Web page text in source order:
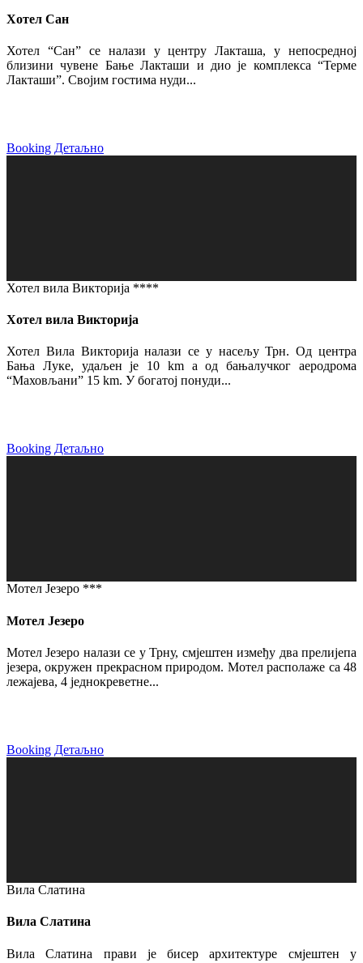
Хотел Сан
Хотел “Сан” се налази у центру Лакташа, у непосредној
близини чувене Бање Лакташи и дио је комплекса “Терме
Лакташи”. Својим гостима нуди...
Booking Детаљно
Хотел вила Викторија ****
Хотел вила Викторија
Хотел Вила Викторија налази се у насељу Трн. Од центра
Бања Луке, удаљен је 10 km а од бањалучког аеродрома
“Маховљани” 15 km. У богатој понуди...
Booking Детаљно
Мотел Језеро ***
Мотел Језеро
Мотел Језеро налази се у Трну, смјештен између два прелијепа
језера, окружен прекрасном природом. Мотел располаже са 48
лежајева, 4 једнокреветне...
Booking Детаљно
Вила Слатина
Вила Слатина
Вила Слатина прави је бисер архитектуре смјештен у